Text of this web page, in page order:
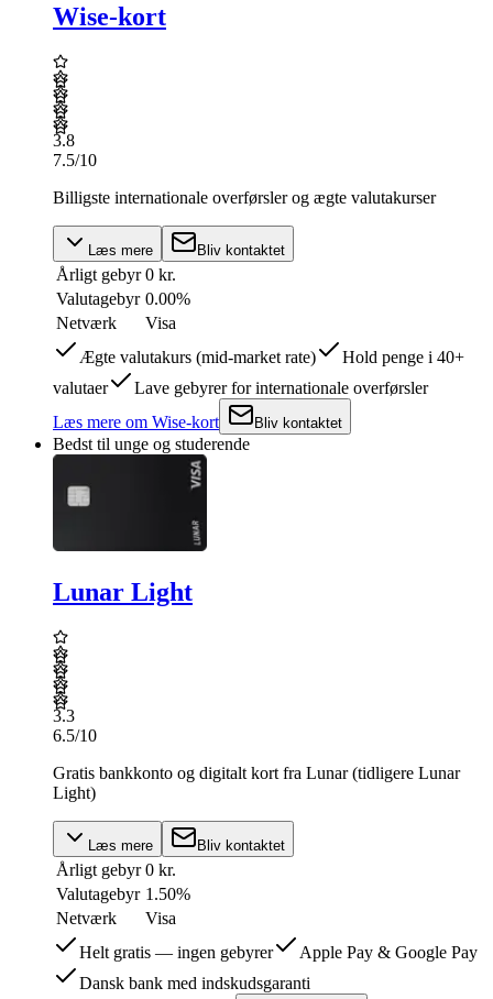
Wise-kort
3.8
7.5/10
Billigste internationale overførsler og ægte valutakurser
Læs mere Bliv kontaktet
Årligt gebyr 0 kr.
Valutagebyr 0.00%
Netværk
Visa
Ægte valutakurs (mid-market rate)
Hold penge i 40+
valutaer
Lave gebyrer for internationale overførsler
Læs mere om Wise-kort Bliv kontaktet
Bedst til unge og studerende
Lunar Light
3.3
6.5/10
Gratis bankkonto og digitalt kort fra Lunar (tidligere Lunar
Light)
Læs mere Bliv kontaktet
Årligt gebyr 0 kr.
Valutagebyr 1.50%
Netværk
Visa
Helt gratis — ingen gebyrer
Apple Pay & Google Pay
Dansk bank med indskudsgaranti